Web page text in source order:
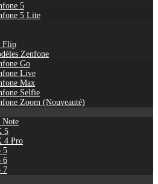
5
5 Lite
Flip
Zenfone
Go
Live
Max
Selfie
Zoom (Nouveauté)
Note
5
4 Pro
5
6
7